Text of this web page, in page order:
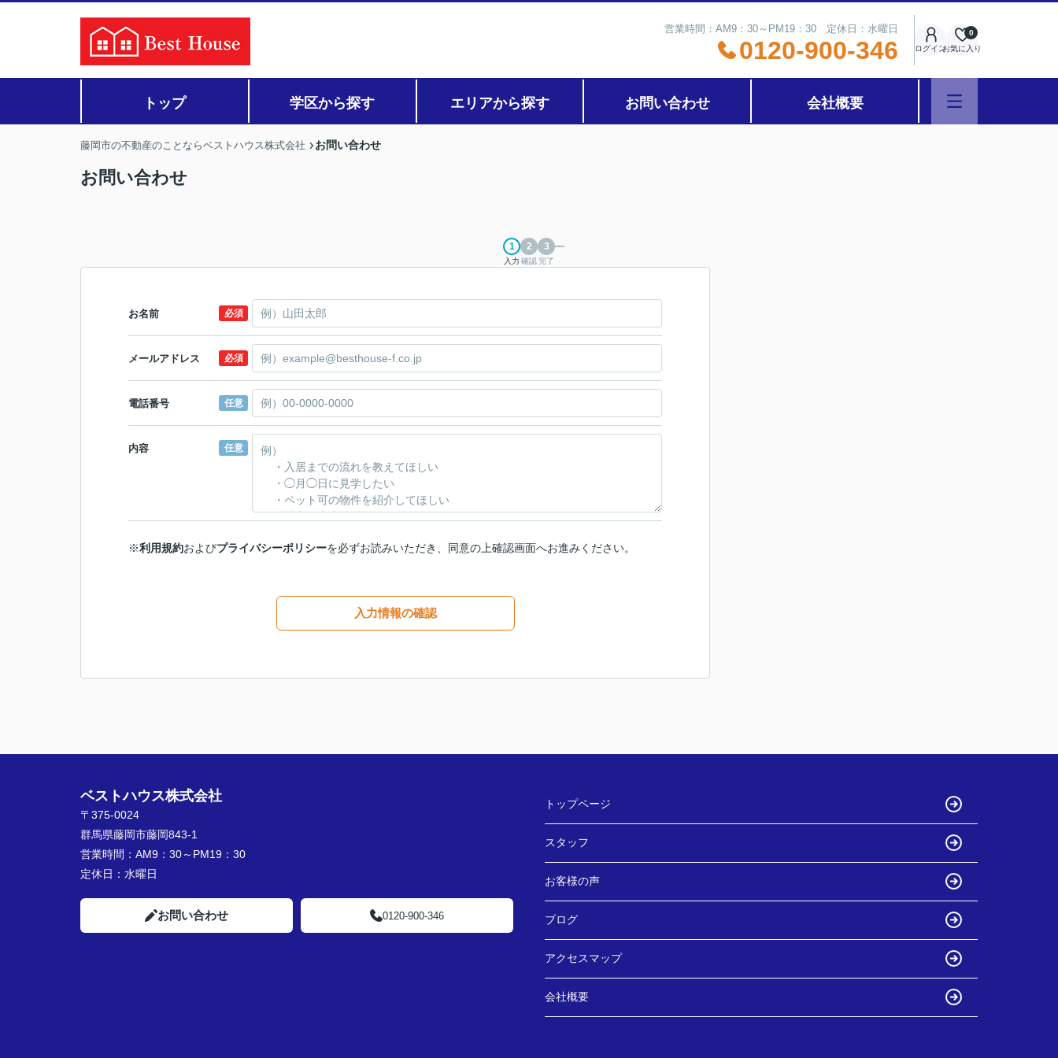
営業時間：AM9：30～PM19：30 定休日：水曜日
0120-900-346 ログインお気に入り
0
トップ 学区から探す エリアから探す お問い合わせ 会社概要
藤岡市の不動産のことならベストハウス株式会社 お問い合わせ
お問い合わせ
入力 確認完了
お名前 必須
メールアドレス 必須
電話番号 任意
内容 任意
※利用規約およびプライバシーポリシーを必ずお読みいただき、同意の上確認画面へお進みください。
入力情報の確認
ベストハウス株式会社
〒375-0024
群馬県藤岡市藤岡843-1
営業時間： AM9：30～PM19：30
定休日： 水曜日
お問い合わせ 0120-900-346
トップページ
スタッフ
お客様の声
ブログ
アクセスマップ
会社概要